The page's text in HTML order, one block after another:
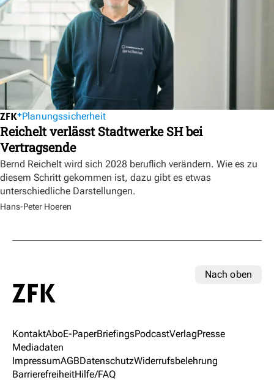
Planungssicherheit
Reichelt verlässt Stadtwerke SH bei
Vertragsende
Bernd Reichelt wird sich 2028 beruflich verändern. Wie es zu
diesem Schritt gekommen ist, dazu gibt es etwas
unterschiedliche Darstellungen.
Hans-Peter Hoeren
Nach oben
KontaktAboE-PaperBriefingsPodcastVerlagPresse
Mediadaten
ImpressumAGBDatenschutzWiderrufsbelehrung
BarrierefreiheitHilfe/FAQ